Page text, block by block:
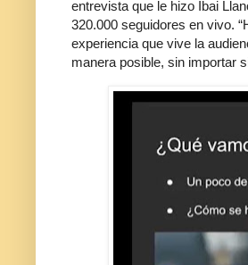
entrevista que le hizo Ibai
320.000 seguidores en vivo.
experiencia que vive la
manera posible, sin importar